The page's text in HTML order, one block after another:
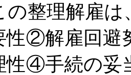
の整理解雇
性②解雇回避
性④手続の妥